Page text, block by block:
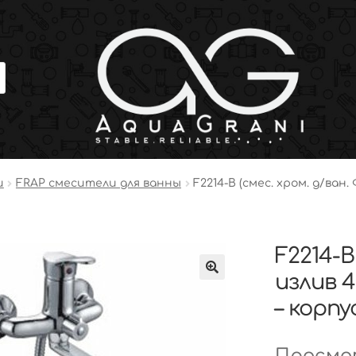
FRAP смесители для ванны
F2214-B (смес. хром. д/
F2214-
излив
–